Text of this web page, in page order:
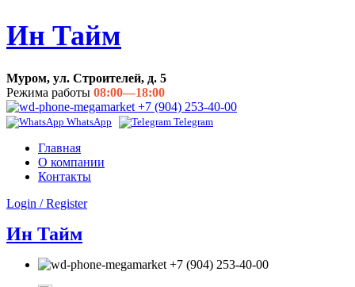
Ин Тайм
Муром, ул. Строителей, д. 5
Режима работы 08:00—18:00
+7 (904) 253-40-00
WhatsApp Telegram
Главная
О компании
Контакты
Login / Register
Ин Тайм
+7 (904) 253-40-00